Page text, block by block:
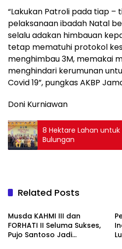
“Lakukan Patroli pada tiap
pelaksanaan ibadah Natal
selalu adakan himbauan
tetap mematuhi protokol
menghimbau 3M, memakai
menghindari kerumunan
Covid 19”, pungkas AKBP
Doni Kurniawan
8 Hektare Lahan
Bulungan
Related Posts
DAERAH
Musda KAHMI III dan
FORHATI II Seluma Sukses,
Pujo Santoso Jadi
DAERAH